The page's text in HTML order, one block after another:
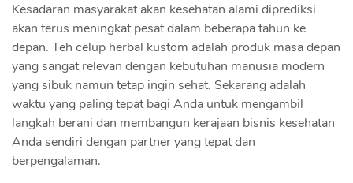
Kesadaran masyarakat akan kesehatan alami diprediksi
akan terus meningkat pesat dalam beberapa tahun ke
depan. Teh celup herbal kustom adalah produk masa depan
yang sangat relevan dengan kebutuhan manusia modern
yang sibuk namun tetap ingin sehat. Sekarang adalah
waktu yang paling tepat bagi Anda untuk mengambil
langkah berani dan membangun kerajaan bisnis kesehatan
Anda sendiri dengan partner yang tepat dan
berpengalaman.